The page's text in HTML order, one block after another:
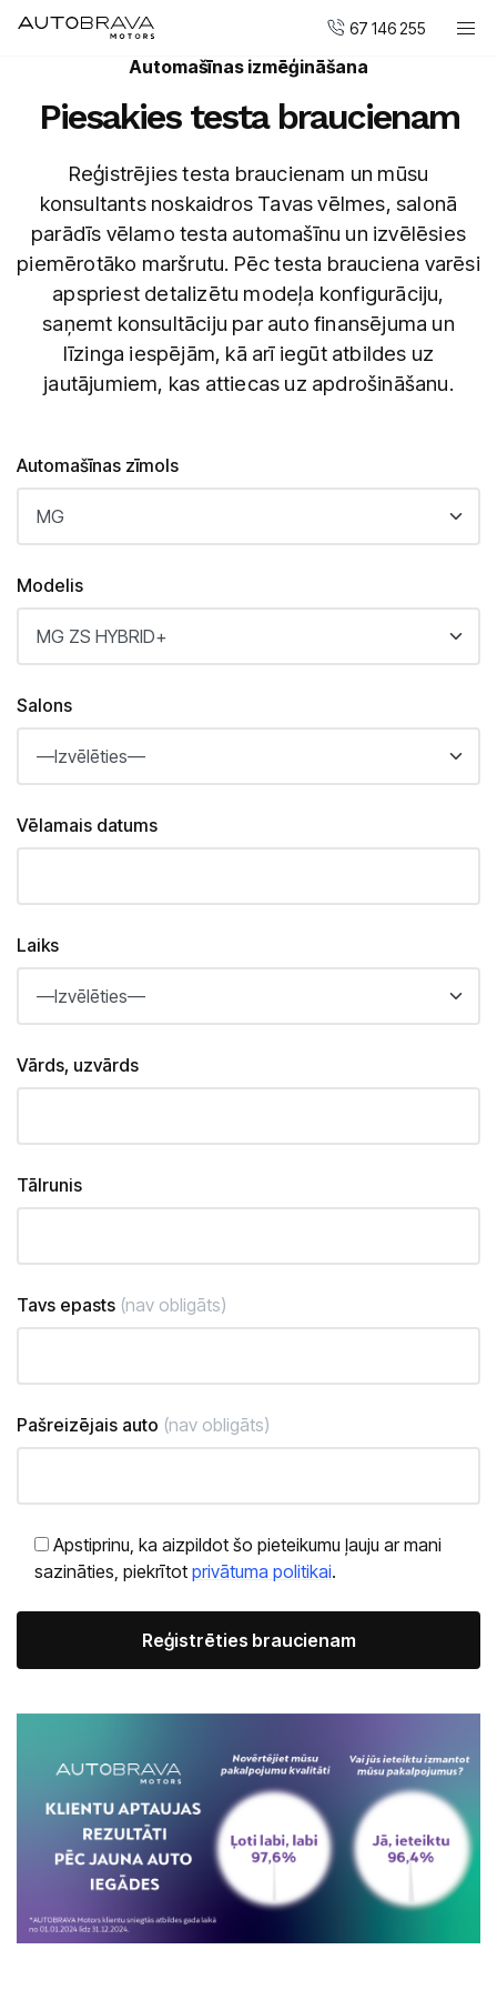
67 146 255
DUCATI motocikli
Pirkt jaunu
Pirkt mazlietotu
Serviss un apkope
Virsbūvju remonta centrs
AUTOBRAVA Motors
Uzņēmumiem
Saloni
CUPRA Garage un XPENG
Krasta ielā 42
CUPRA, SEAT, MG un mazlietoti auto
Automašīnas izmēģināšana
Piesakies testa braucienam
Reģistrējies testa braucienam un mūsu
konsultants noskaidros Tavas vēlmes, salonā
parādīs vēlamo testa automašīnu un izvēlēsies
piemērotāko maršrutu. Pēc testa brauciena varēsi
apspriest detalizētu modeļa konfigurāciju,
saņemt konsultāciju par auto finansējuma un
līzinga iespējām, kā arī iegūt atbildes uz
jautājumiem, kas attiecas uz apdrošināšanu.
Automašīnas zīmols
Modelis
Salons
Vēlamais datums
Laiks
Vārds, uzvārds
Tālrunis
Tavs epasts (nav obligāts)
Pašreizējais auto (nav obligāts)
Apstiprinu, ka aizpildot šo pieteikumu ļauju ar mani
sazināties, piekrītot privātuma politikai.